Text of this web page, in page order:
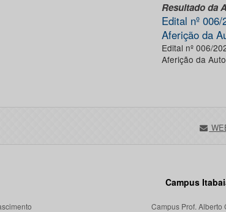
Resultado da
Edital nº
Aferição da
Edital nº 006/
Aferição da
Campus
Campus Prof. Alberto